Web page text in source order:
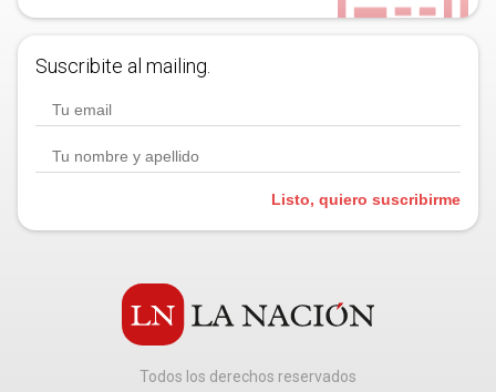
Suscribite al mailing.
Listo, quiero suscribirme
Todos los derechos reservados